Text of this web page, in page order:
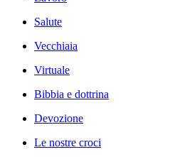
Salute
Vecchiaia
Virtuale
Bibbia e dottrina
Devozione
Le nostre croci